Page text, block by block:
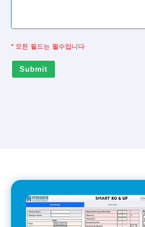
* 모든 필드는 필수입니다
Submit